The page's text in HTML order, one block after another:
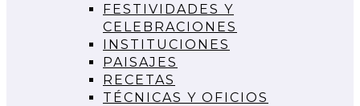
FESTIVIDADES Y
CELEBRACIONES
INSTITUCIONES
PAISAJES
RECETAS
TÉCNICAS Y OFICIOS